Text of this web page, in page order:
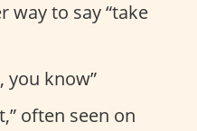
way to say “take
you know”
often seen on